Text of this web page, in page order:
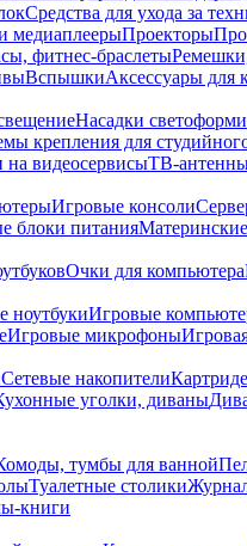
Средства для ухода за
медиаплеерыПроекторы
фитнес-браслеты
ВспышкиАксессуары для
Насадки
крепления для
видеосервисыТВ-
Игровые консоли
блоки питания
Очки для компьютера
ноутбукиИгровые
Игровые микрофоны
Сетевые накопители
уголки, диваны
тумбы для ванной
Туалетные столики
книги